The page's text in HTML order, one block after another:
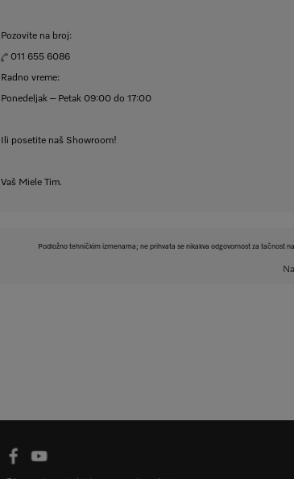
Pozovite na broj:
011 655 6086
Radno vreme:
Ponedeljak – Petak 09:00 do 17:00
Ili posetite naš Showroom!
Vaš Miele Tim.
Podložno tehničkim izmenama; ne prihvata se nikakva odgovornost za tačnost